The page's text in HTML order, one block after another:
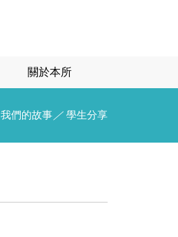
關於本所
我們的故事 ／ 學生分享